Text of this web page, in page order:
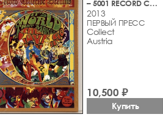
– 5001 RECORD COLLECTOR DREAMS
2013
ПЕРВЫЙ ПРЕСС
Collect
Austria
10,500 ₽
Купить